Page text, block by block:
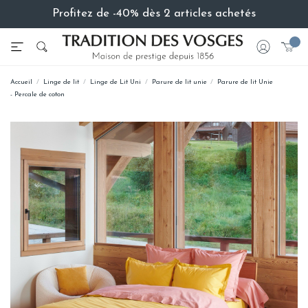
Profitez de -40% dès 2 articles achetés
Accueil Linge de lit Linge de Lit Uni Parure de lit unie
Parure de lit Unie
- Percale de coton